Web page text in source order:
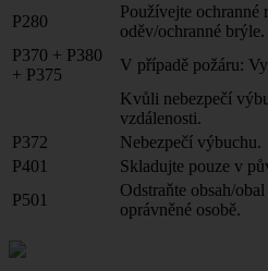
P280
Používejte ochranné
oděv/ochranné brýle.
P370 + P380
+ P375
V případě požáru:
Kvůli nebezpečí
vzdálenosti.
P372
Nebezpečí výbuchu.
P401
Skladujte pouze v
P501
Odstraňte obsah/
oprávněné osobě.